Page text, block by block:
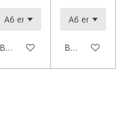
Bekijk details Bekijk details